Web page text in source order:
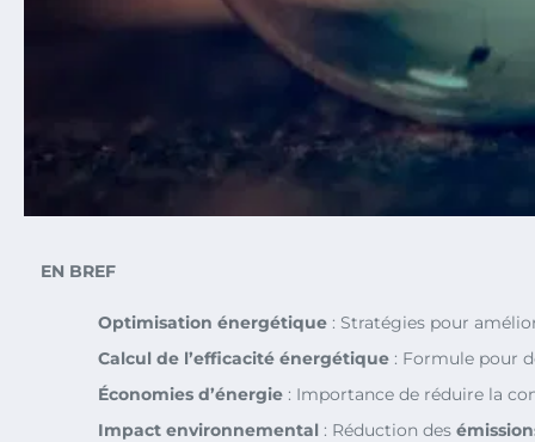
EN BREF
Optimisation énergétique : Stratégies pour
Calcul de l’efficacité énergétique : Formule pour
Économies d’énergie : Importance de réduire la
Impact environnemental : Réduction des